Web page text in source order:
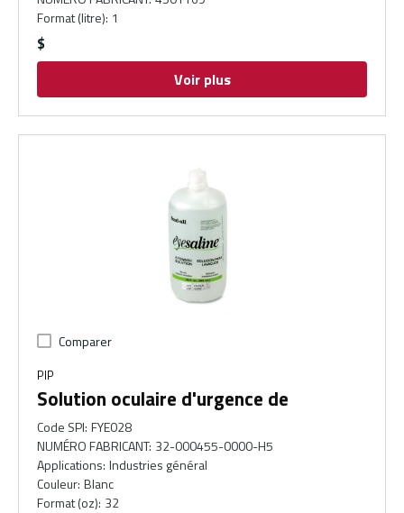
Format (litre): 1
$
Voir plus
Comparer
PIP
Solution oculaire d'urgence de
Code SPI: FYE028
NUMÉRO FABRICANT: 32-000455-0000-H5
Applications: Industries général
Couleur: Blanc
Format (oz): 32